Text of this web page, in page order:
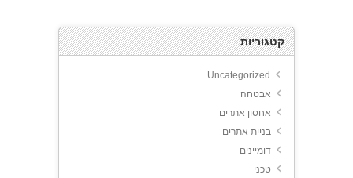
קטגוריות
Uncategorized
אבטחה
אחסון אתרים
בניית אתרים
דומיינים
טכני